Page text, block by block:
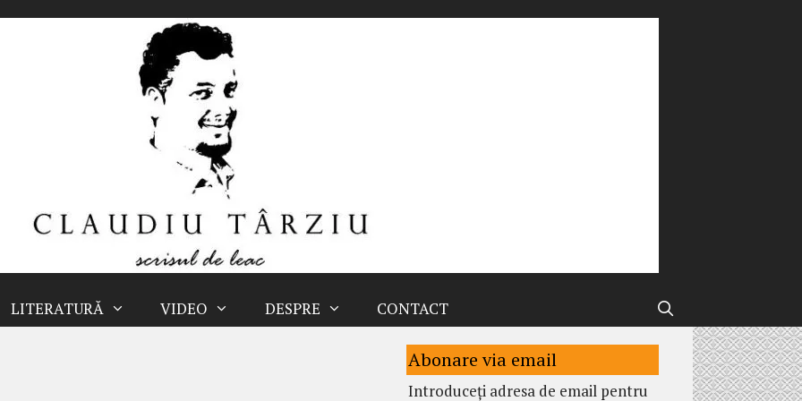
LITERATURĂ VIDEO DESPRE CONTACT
Abonare via email
Introduceți adresa de email pentru